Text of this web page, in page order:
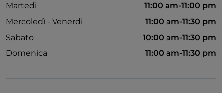
Bagno per disabili
Si parla inglese
Martedì
11:00 am-11:00 pm
Mercoledì - Venerdì
11:00 am-11:30 pm
Sabato
10:00 am-11:30 pm
Domenica
11:00 am-11:30 pm